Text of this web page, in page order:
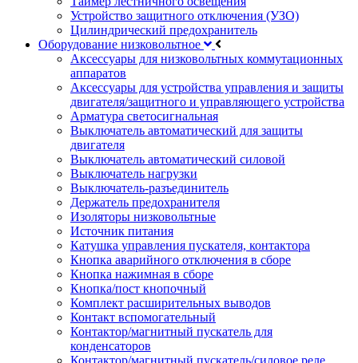
Устройство защитного отключения (УЗО)
Цилиндрический предохранитель
Оборудование низковольтное
Аксессуары для низковольтных коммутационных
аппаратов
Аксессуары для устройства управления и защиты
двигателя/защитного и управляющего устройства
Арматура светосигнальная
Выключатель автоматический для защиты
двигателя
Выключатель автоматический силовой
Выключатель нагрузки
Выключатель-разъединитель
Держатель предохранителя
Изоляторы низковольтные
Источник питания
Катушка управления пускателя, контактора
Кнопка аварийного отключения в сборе
Кнопка нажимная в сборе
Кнопка/пост кнопочный
Комплект расширительных выводов
Контакт вспомогательный
Контактор/магнитный пускатель для
конденсаторов
Контактор/магнитный пускатель/силовое реле